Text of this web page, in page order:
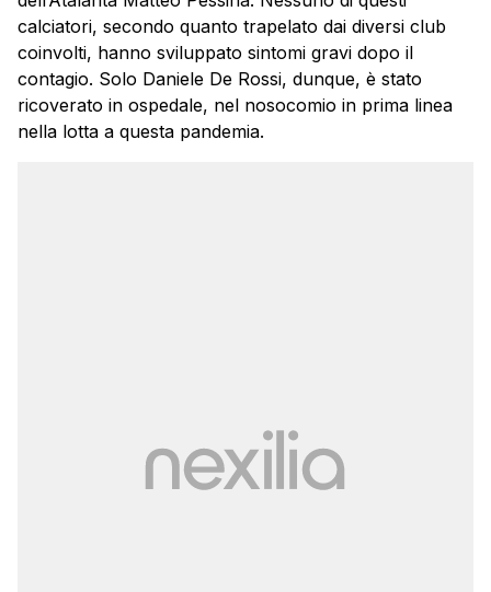
calciatori, secondo quanto trapelato dai diversi club
coinvolti, hanno sviluppato sintomi gravi dopo il
contagio. Solo Daniele De Rossi, dunque, è stato
ricoverato in ospedale, nel nosocomio in prima linea
nella lotta a questa pandemia.